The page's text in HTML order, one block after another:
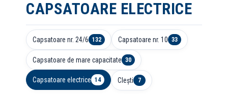
CAPSATOARE ELECTRICE
Capsatoare nr. 24/6 132 Capsatoare nr. 10 33
Capsatoare de mare capacitate 30
Capsatoare electrice 14 Clești 7